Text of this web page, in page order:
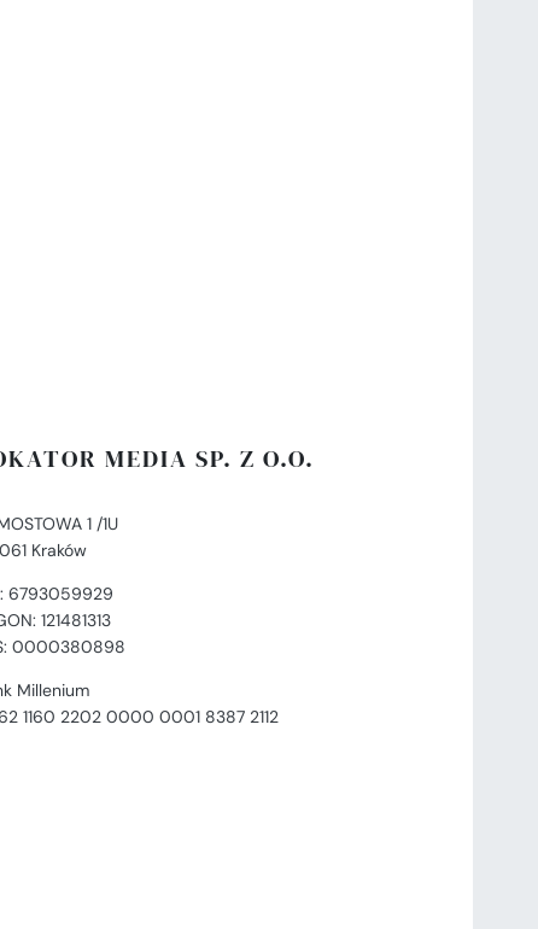
MEDIA SP. Z O.O.
1 /1U
Kraków
6793059929
121481313
0000380898
Millenium
1160 2202 0000 0001 8387 2112